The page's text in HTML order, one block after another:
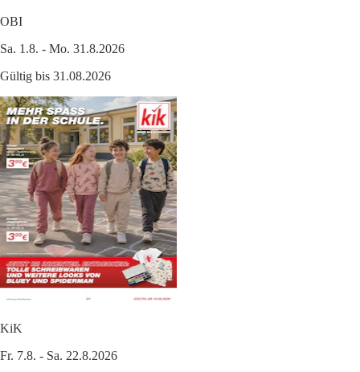
OBI
Sa. 1.8. - Mo. 31.8.2026
Gültig bis 31.08.2026
KiK
Fr. 7.8. - Sa. 22.8.2026